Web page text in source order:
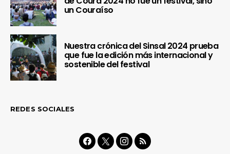
un Couraíso
Nuestra crónica del Sinsal 2024 prueba
que fue la edición más internacional y
sostenible del festival
REDES SOCIALES